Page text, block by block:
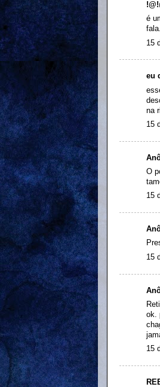
é
15
eu
na
15
O
15
15
ok.
15